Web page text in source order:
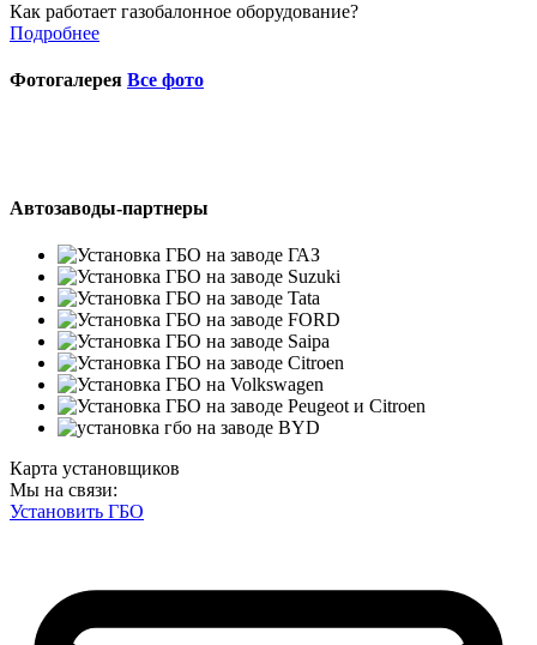
Как работает газобалонное оборудование?
Подробнее
Фотогалерея Все фото
Автозаводы-партнеры
Карта установщиков
Мы на связи:
Установить ГБО